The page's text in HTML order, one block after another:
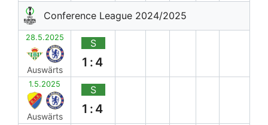
Conference League 2024/2025
28.5.2025
Auswärts
S
1:4
1.5.2025
Auswärts
S
1:4